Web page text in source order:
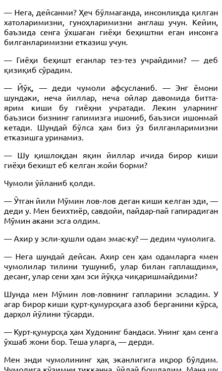
— Нега, дейсанми? Ҳеч бўлмаганда, инсонлиқда қилган
хатоларимизни, гуноҳларимизни англаш учун. Кейин,
баъзида сенга ўхшаган гиёҳи беҳиштни еган инсонга
билганларимизни етказиш учун.
— Гиёҳи беҳишт еганлар тез-тез учрайдими? — деб
қизиқиб сўрадим.
— Йўқ, — деди чумоли афсусланиб. — Энг ёмони
шундаки, неча йиллар, неча ойлар давомида битта-
ярим киши бу гиёҳни учратади. Лекин уларнинг
баъзиси бизнинг гапимизга ишониб, баъзиси ишонмай
кетади. Шундай бўлса ҳам биз ўз билганларимизни
етказишга уринамиз.
— Шу қишлоқдан яқин йиллар ичида бирор киши
гиёҳи бехишт еб келган жойи борми?
Чумоли ўйланиб қолди.
— Ўтган йили Мўмин лов-лов деган киши келган эди, —
деди у. Мен беихтиёр, савдойи, пайдар-пай гапирадиган
Мўмин акани эсга олдим.
— Ахир у эсли-ҳушли одам эмас-ку? — дедим чумолига.
— Нега шундай дейсан. Ахир сен ҳам одамларга «мен
чумолилар тилини тушуниб, улар билан гаплашдим»,
десанг, улар сени ҳам эси йўққа чиқаришмайдими?
Шунда мен Мўмин лов-ловнинг гапларини эсладим. У
агар бирор киши қурт-қумурсқага азоб берганини кўрса,
дарҳол йўлини тўсарди.
— Курт-қумурсқа ҳам Худонинг бандаси. Унинг ҳам сенга
ўхшаб жони бор. Теша уларга, — дерди.
Мен энди чумолининг ҳақ эканлигига иқрор бўлдим.